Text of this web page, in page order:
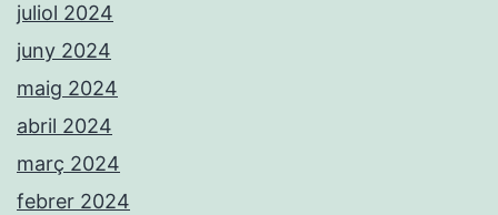
juliol 2024
juny 2024
maig 2024
abril 2024
març 2024
febrer 2024